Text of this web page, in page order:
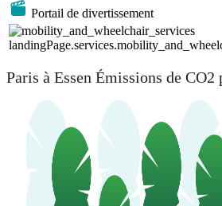
Portail de divertissement
Paris à Essen Émissions de CO2